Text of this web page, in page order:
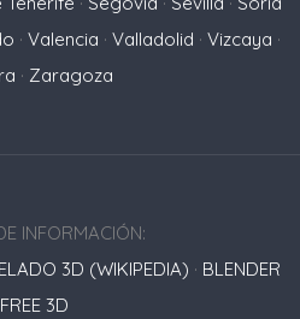
· Valencia · Valladolid · Vizcaya ·
· Zaragoza
INFORMACIÓN:
3D (WIKIPEDIA) · BLENDER
FREE 3D